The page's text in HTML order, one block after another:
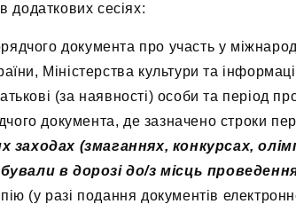
додаткових сесіях:
документа про участь у
Міністерства культури та
(за наявності) особи та період
документа, де зазначено строки
заходах (змаганнях, конкурсах,
в дорозі до/з місць
(у разі подання документів